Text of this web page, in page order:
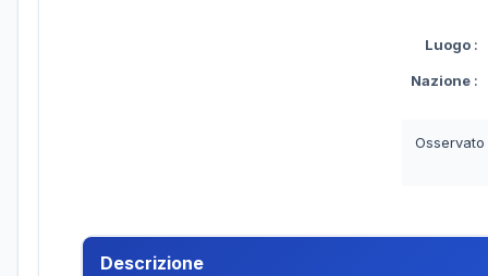
Luogo :
Nazione :
Descrizione